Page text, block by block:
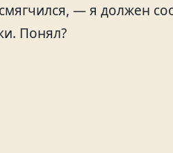
— я должен
Понял?